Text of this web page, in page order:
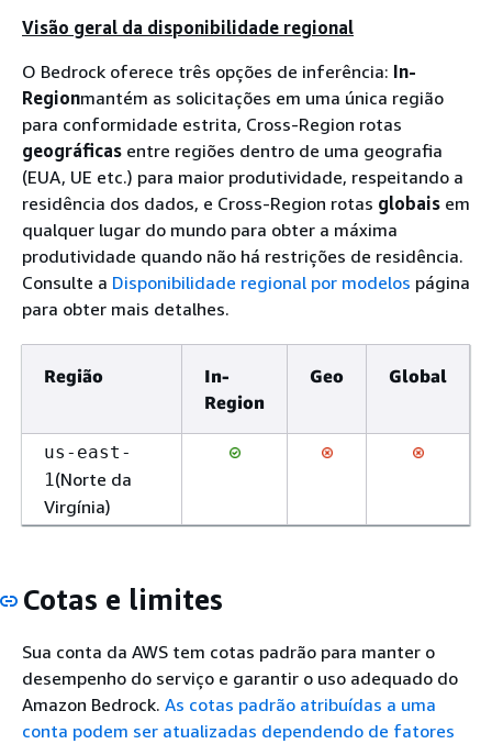
Visão geral da disponibilidade regional
O Bedrock oferece três opções de inferência: In-
Regionmantém as solicitações em uma única região
para conformidade estrita, Cross-Region rotas
geográficas entre regiões dentro de uma geografia
(EUA, UE etc.) para maior produtividade, respeitando a
residência dos dados, e Cross-Region rotas globais em
qualquer lugar do mundo para obter a máxima
produtividade quando não há restrições de residência.
Consulte a Disponibilidade regional por modelos página
para obter mais detalhes.
Região
In-
Region
Geo Global
us-east-
1(Norte da
Virgínia)
Cotas e limites
Sua conta da AWS tem cotas padrão para manter o
desempenho do serviço e garantir o uso adequado do
Amazon Bedrock. As cotas padrão atribuídas a uma
conta podem ser atualizadas dependendo de fatores